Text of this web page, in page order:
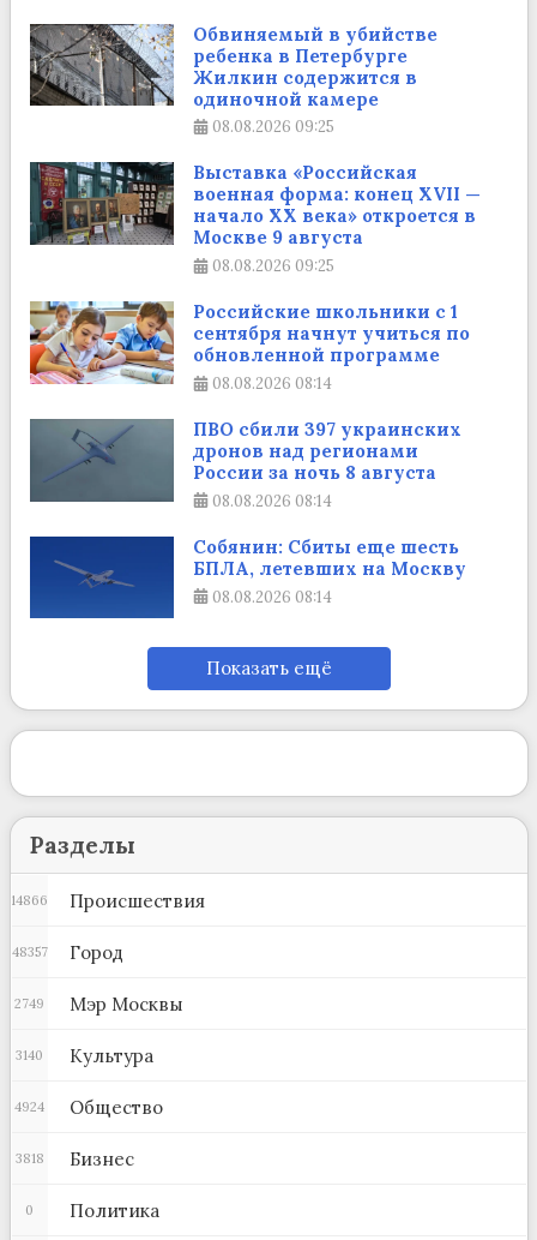
Обвиняемый в убийстве
ребенка в Петербурге
Жилкин содержится в
одиночной камере
08.08.2026 09:25
Выставка «Российская
военная форма: конец XVII —
начало XX века» откроется в
Москве 9 августа
08.08.2026 09:25
Российские школьники с 1
сентября начнут учиться по
обновленной программе
08.08.2026 08:14
ПВО сбили 397 украинских
дронов над регионами
России за ночь 8 августа
08.08.2026 08:14
Собянин: Сбиты еще шесть
БПЛА, летевших на Москву
08.08.2026 08:14
Показать ещё
Разделы
Происшествия
14866
Город
48357
Мэр Москвы
2749
Культура
3140
Общество
4924
Бизнес
3818
Политика
0